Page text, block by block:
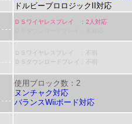
ドルビープロロジックII対応
ＤＳワイヤレスプレイ ：2人対応
ＤＳワイヤレスプレイ ：不明
ＤＳダウンロードプレイ：不明
使用ブロック数：2
ヌンチャク対応
バランスWiiボード対応